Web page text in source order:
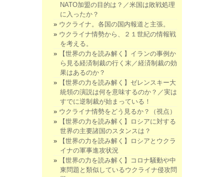
NATO加盟の目的は？／米国は敗戦処理
に入ったか？
ウクライナ。各国の国内報道と主張。
ウクライナ情勢から、２１世紀の情報戦
を考える。
【世界の力を読み解く】イランの事例か
ら見る経済制裁の行く末／経済制裁の効
果はあるのか？
【世界の力を読み解く】ゼレンスキー大
統領の演説は何を意味するのか？／実は
すでに逆制裁が始まっている！
ウクライナ情勢をどう見るか？（視点）
【世界の力を読み解く】ロシアに対する
世界の主要諸国のスタンスは？
【世界の力を読み解く】ロシアとウクラ
イナの軍事進攻状況
【世界の力を読み解く】コロナ騒動や中
東問題と類似しているウクライナ侵攻問